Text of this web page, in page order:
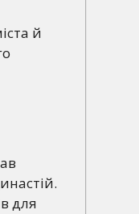
й
для